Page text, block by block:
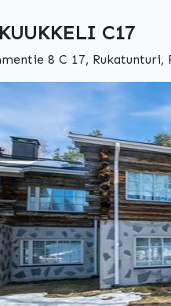
C17
8 C 17,